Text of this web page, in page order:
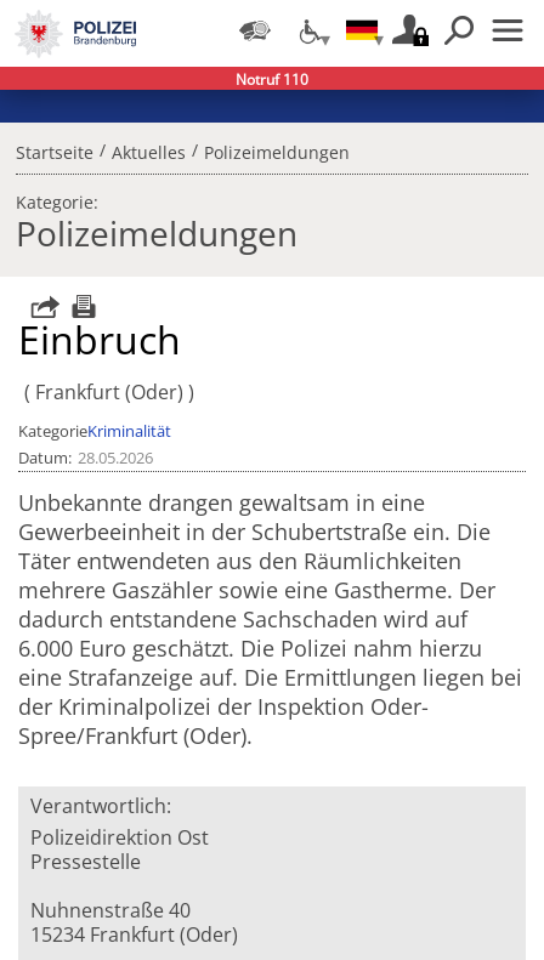
Startseite / Aktuelles / Polizeimeldungen
Kategorie:
Polizeimeldungen
Einbruch
Frankfurt (Oder)
KategorieKriminalität
Datum 28.05.2026
Unbekannte drangen gewaltsam in eine
Gewerbeeinheit in der Schubertstraße ein. Die
Täter entwendeten aus den Räumlichkeiten
mehrere Gaszähler sowie eine Gastherme. Der
dadurch entstandene Sachschaden wird auf
6.000 Euro geschätzt. Die Polizei nahm hierzu
eine Strafanzeige auf. Die Ermittlungen liegen bei
der Kriminalpolizei der Inspektion Oder-
Spree/Frankfurt (Oder).
Verantwortlich:
Polizeidirektion Ost
Pressestelle
Nuhnenstraße 40
15234 Frankfurt (Oder)
Notruf 110